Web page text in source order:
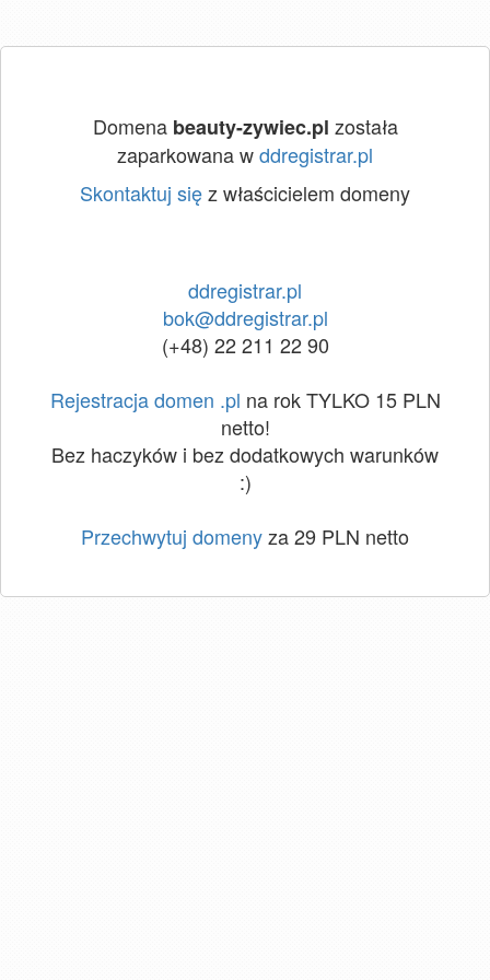
Domena beauty-zywiec.pl została
zaparkowana wddregistrar.pl
Skontaktuj sięz właścicielem domeny
ddregistrar.pl
bok@ddregistrar.pl
(+48) 22 211 22 90
Rejestracja domen .pl na rok TYLKO 15 PLN
netto!
Bez haczyków i bez dodatkowych warunków
:)
Przechwytuj domenyza 29 PLN netto